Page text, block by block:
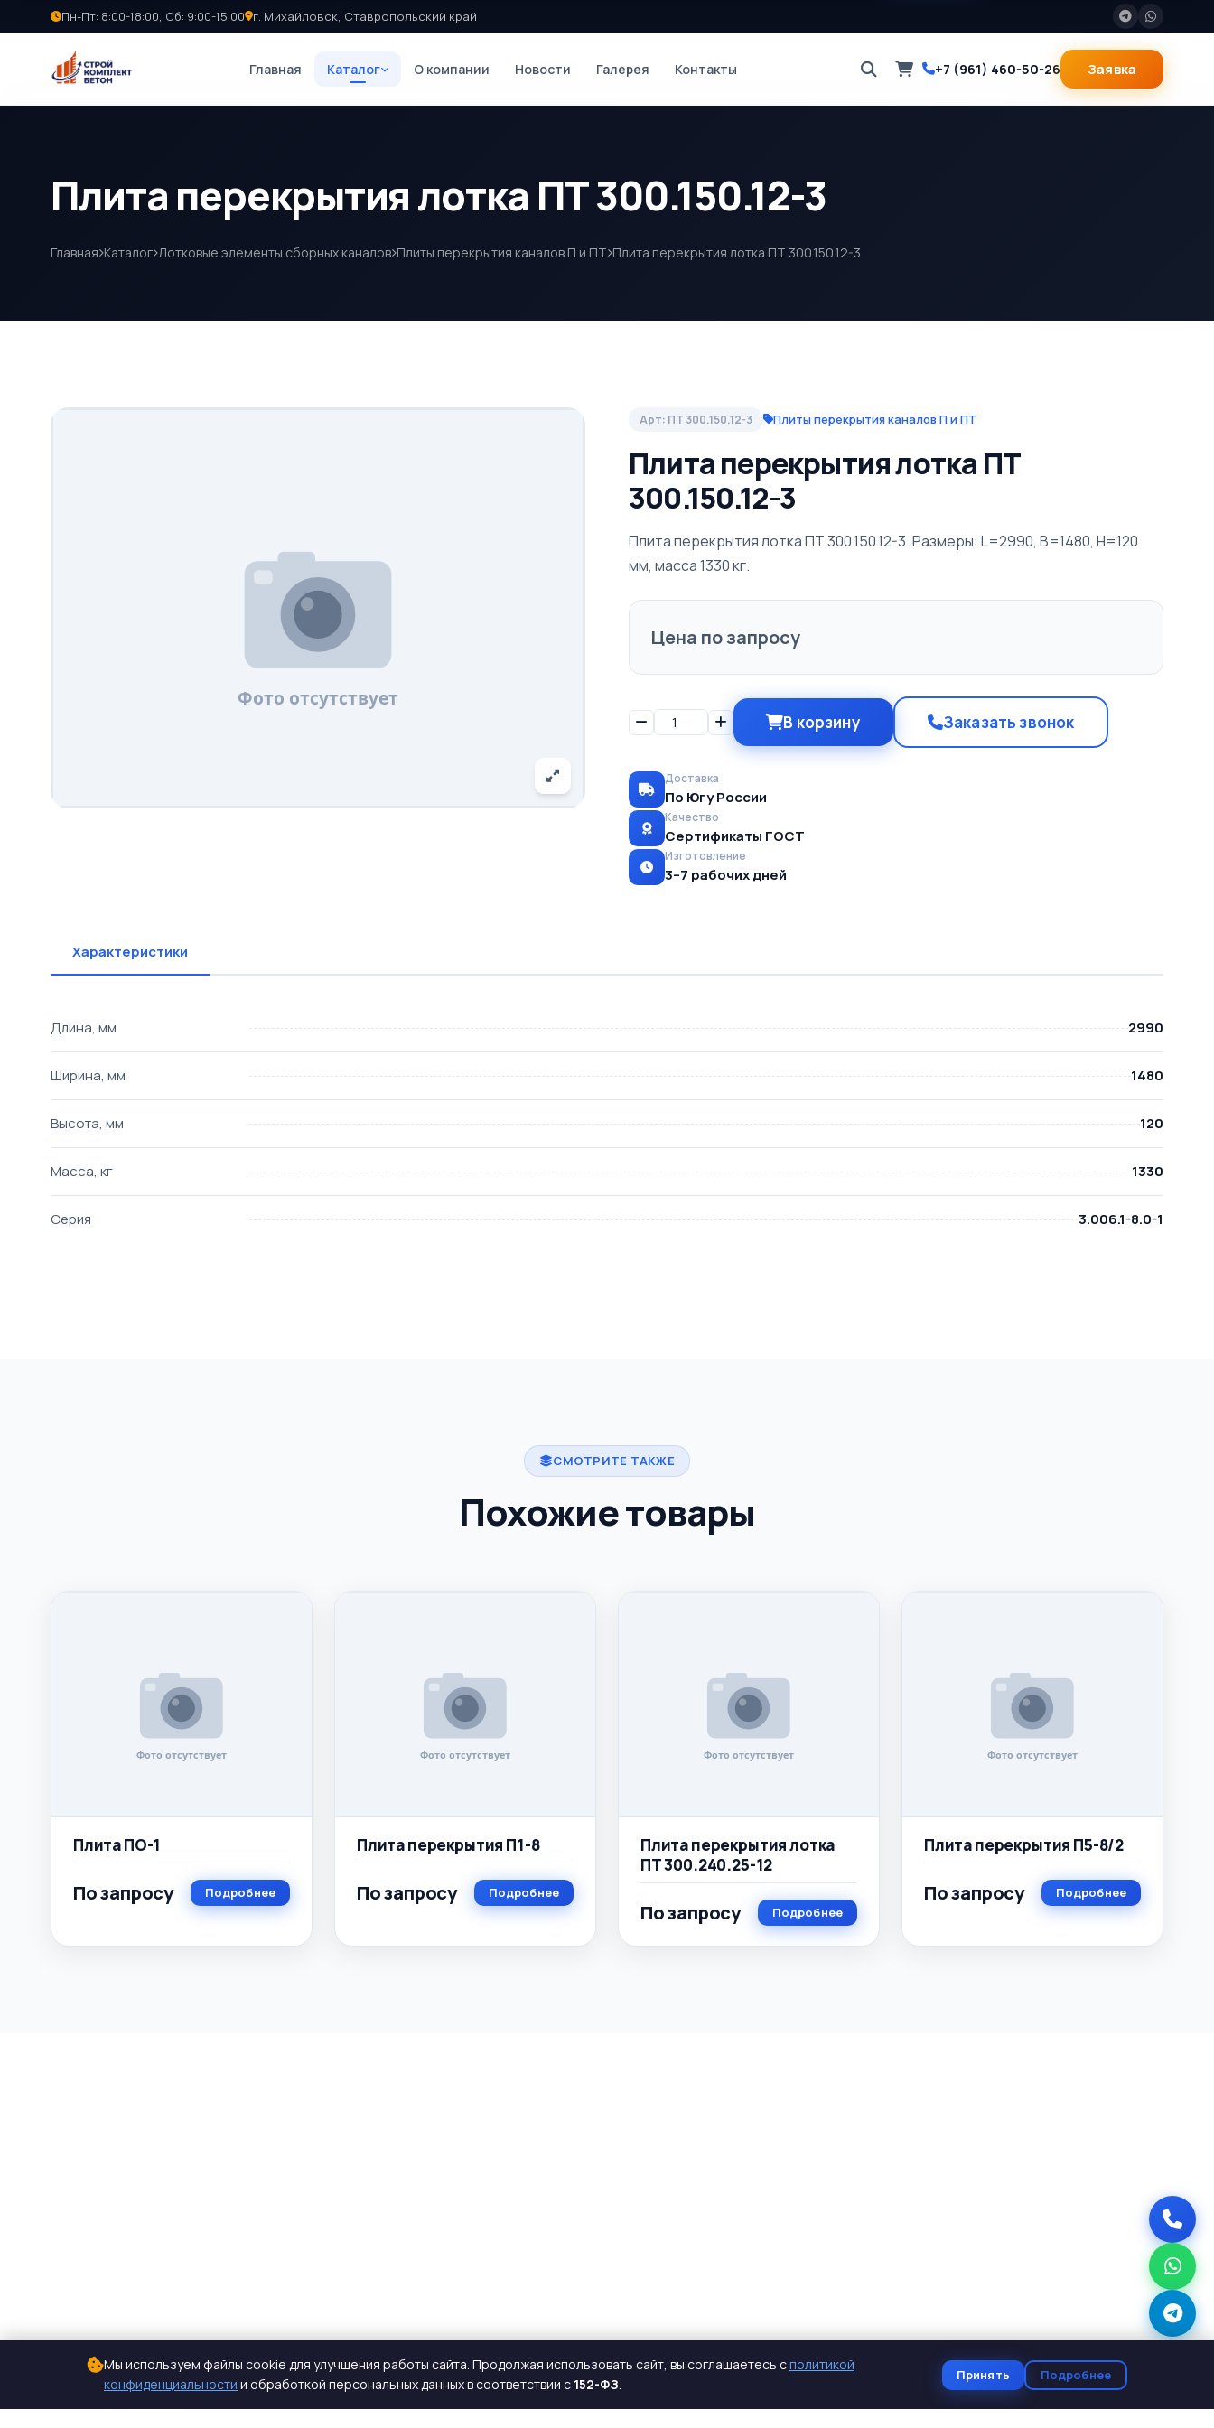
Пн-Пт: 8:00-18:00, Сб: 9:00-15:00 г. Михайловск, Ставропольский край
Главная Каталог О компании Новости Галерея Контакты +7 (961) 460-50-26 Заявка
Плита перекрытия лотка ПТ 300.150.12-3
Главная Каталог Лотковые элементы сборных каналов Плиты перекрытия каналов П и ПТ Плита перекрытия лотка ПТ 300.150.12-3
Арт: ПТ 300.150.12-3 Плиты перекрытия каналов П и ПТ
Плита перекрытия лотка ПТ
300.150.12-3
Плита перекрытия лотка ПТ 300.150.12-3. Размеры: L=2990, B=1480, H=120
мм, масса 1330 кг.
Цена по запросу
В корзину Заказать звонок
Доставка
По Югу России
Качество
Сертификаты ГОСТ
Изготовление
3–7 рабочих дней
Характеристики
Длина, мм 2990
Ширина, мм 1480
Высота, мм 120
Масса, кг 1330
Серия 3.006.1-8.0-1
СМОТРИТЕ ТАКЖЕ
Похожие товары
Плита ПО-1
По запросу Подробнее
Плита перекрытия П1-8
По запросу Подробнее
Плита перекрытия лотка
ПТ 300.240.25-12
По запросу Подробнее
Плита перекрытия П5-8/2
По запросу Подробнее
Мы используем файлы cookie для улучшения работы сайта. Продолжая использовать сайт, вы соглашаетесь сполитикой
конфиденциальности и обработкой персональных данных в соответствии с 152-ФЗ.
Принять Подробнее